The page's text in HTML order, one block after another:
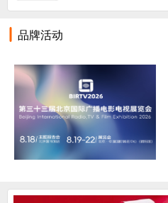
品牌活动